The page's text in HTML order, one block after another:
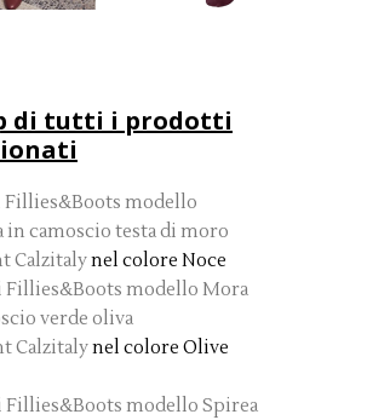
di tutti i prodotti
Fillies&Boots modello
in camoscio testa di moro
Calzitalynel colore Noce
Fillies&Boots modello Mora
verde oliva
Calzitalynel colore Olive
Fillies&Boots modello Spirea